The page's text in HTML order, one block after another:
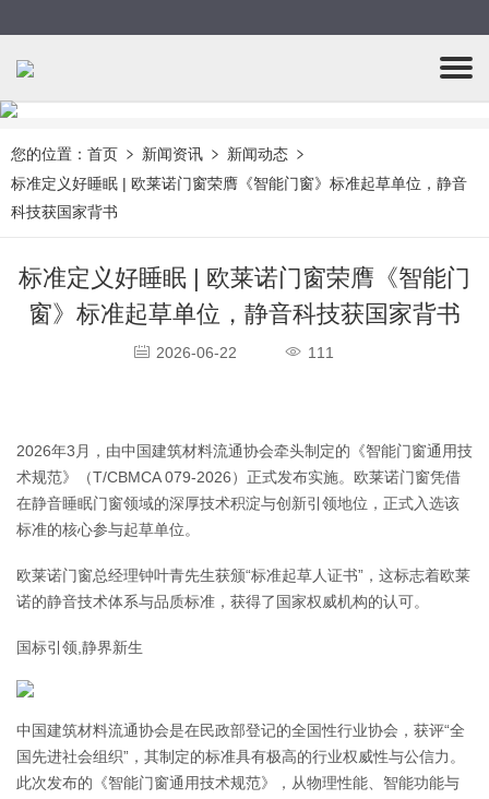
您的位置： 首页 新闻资讯
新闻动态
标准定义好睡眠 | 欧莱诺门窗荣膺《智能门窗》标准起草单位，静音
科技获国家背书
标准定义好睡眠 | 欧莱诺门窗荣膺《智能门
窗》标准起草单位，静音科技获国家背书
2026-06-22 111
2026年3月，由中国建筑材料流通协会牵头制定的《智能门窗通用技
术规范》（T/CBMCA 079-2026）正式发布实施。欧莱诺门窗凭借
在静音睡眠门窗领域的深厚技术积淀与创新引领地位，正式入选该
标准的核心参与起草单位。
欧莱诺门窗总经理钟叶青先生获颁“标准起草人证书”，这标志着欧莱
诺的静音技术体系与品质标准，获得了国家权威机构的认可。
国标引领,静界新生
中国建筑材料流通协会是在民政部登记的全国性行业协会，获评“全
国先进社会组织”，其制定的标准具有极高的行业权威性与公信力。
此次发布的《智能门窗通用技术规范》，从物理性能、智能功能与